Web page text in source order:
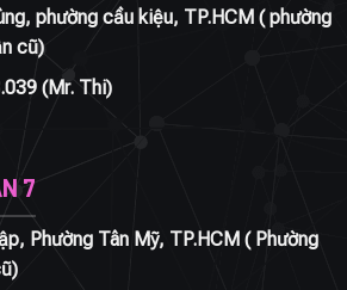
phường cầu kiệu, TP.HCM ( phường
cũ)
(Mr. Thi)
7
Phường Tân Mỹ, TP.HCM ( Phường